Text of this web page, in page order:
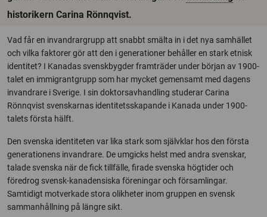
historikern Carina Rönnqvist.
Vad får en invandrargrupp att snabbt smälta in i det nya samhället
och vilka faktorer gör att den i generationer behåller en stark etnisk
identitet? I Kanadas svenskbygder framträder under början av 1900-
talet en immigrantgrupp som har mycket gemensamt med dagens
invandrare i Sverige. I sin doktorsavhandling studerar Carina
Rönnqvist svenskarnas identitetsskapande i Kanada under 1900-
talets första hälft.
Den svenska identiteten var lika stark som självklar hos den första
generationens invandrare. De umgicks helst med andra svenskar,
talade svenska när de fick tillfälle, firade svenska högtider och
föredrog svensk-kanadensiska föreningar och församlingar.
Samtidigt motverkade stora olikheter inom gruppen en svensk
sammanhållning på längre sikt.